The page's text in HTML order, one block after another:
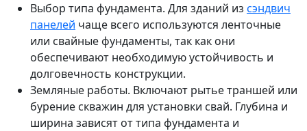
Выбор типа фундамента. Для зданий из сэндвич
панелей чаще всего используются ленточные
или свайные фундаменты, так как они
обеспечивают необходимую устойчивость и
долговечность конструкции.
Земляные работы. Включают рытье траншей или
бурение скважин для установки свай. Глубина и
ширина зависят от типа фундамента и